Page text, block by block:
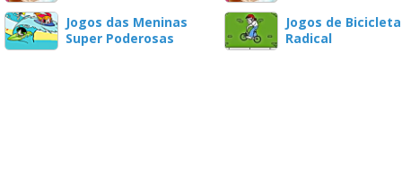
Jogos das Meninas
Super Poderosas
Jogos de Bicicleta
Radical